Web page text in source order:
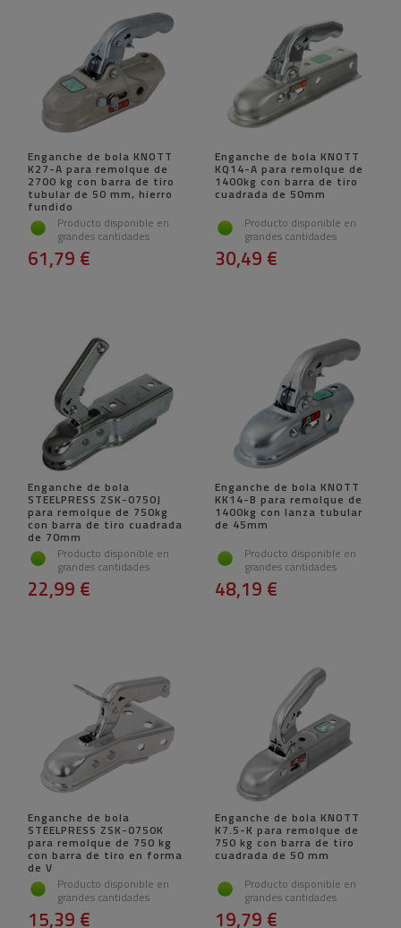
Enganche de bola KNOTT
K27-A para remolque de
2700 kg con barra de tiro
tubular de 50 mm, hierro
fundido
Producto disponible en
grandes cantidades
61,79 €
Enganche de bola KNOTT
KQ14-A para remolque de
1400kg con barra de tiro
cuadrada de 50mm
Producto disponible en
grandes cantidades
30,49 €
Enganche de bola
STEELPRESS ZSK-0750J
para remolque de 750kg
con barra de tiro cuadrada
de 70mm
Producto disponible en
grandes cantidades
22,99 €
Enganche de bola KNOTT
KK14-B para remolque de
1400kg con lanza tubular
de 45mm
Producto disponible en
grandes cantidades
48,19 €
Enganche de bola
STEELPRESS ZSK-0750K
para remolque de 750 kg
con barra de tiro en forma
de V
Producto disponible en
grandes cantidades
15,39 €
Enganche de bola KNOTT
K7.5-K para remolque de
750 kg con barra de tiro
cuadrada de 50 mm
Producto disponible en
grandes cantidades
19,79 €